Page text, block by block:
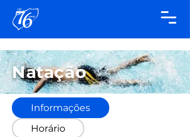
Natação
Informações
Horário